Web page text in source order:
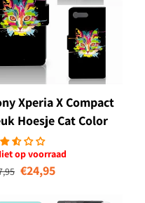
Xperia X Compact
Hoesje Cat Color
op voorraad
prijs€24,95